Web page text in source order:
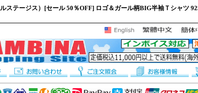
ステージス）[セール 50％OFF] ロゴ＆ガール柄BIG半袖Ｔシャツ